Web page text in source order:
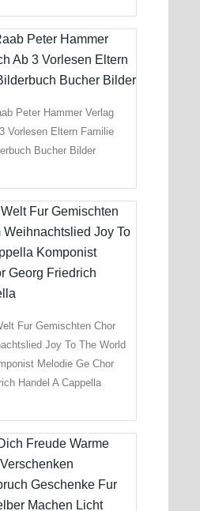
Peter Hammer Verlag
Vorlesen Eltern Familie
Bucher Bilder
Fur Gemischten Chor
Joy To The World
Melodie Ge Chor
Handel A Cappella